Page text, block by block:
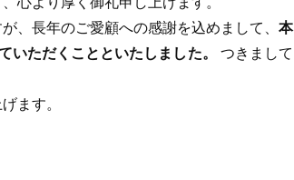
、長年のご愛顧への感謝を込めまして、 本
いただくことといたしました。 つきまして
ます。